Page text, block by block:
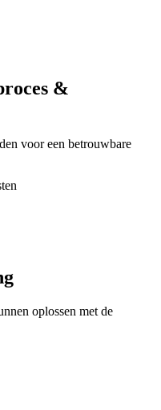
&
voor een betrouwbare
oplossen met de